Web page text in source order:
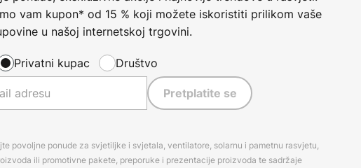
vam kupon* od 15 % koji možete iskoristiti prilikom vaše
u našoj internetskoj trgovini.
Privatni kupac Društvo
Pretplatite se
povoljne ponude za svjetiljke i svjetala, ventilatore, solarnu i pametnu rasvjetu,
ili promotivne pakete, preporuke i prezentacije proizvoda te sadržaje